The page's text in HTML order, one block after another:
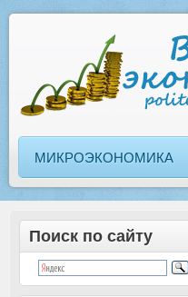
МИКРОЭКОНОМИКА
Поиск по сайту